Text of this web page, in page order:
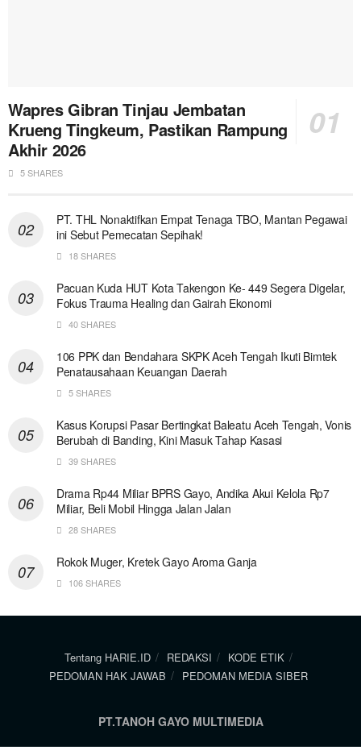
Wapres Gibran Tinjau Jembatan
Krueng Tingkeum, Pastikan Rampung
Akhir 2026
5 SHARES
PT. THL Nonaktifkan Empat Tenaga TBO, Mantan Pegawai
ini Sebut Pemecatan Sepihak!
18 SHARES
Pacuan Kuda HUT Kota Takengon Ke- 449 Segera Digelar,
Fokus Trauma Healing dan Gairah Ekonomi
40 SHARES
106 PPK dan Bendahara SKPK Aceh Tengah Ikuti Bimtek
Penatausahaan Keuangan Daerah
5 SHARES
Kasus Korupsi Pasar Bertingkat Baleatu Aceh Tengah, Vonis
Berubah di Banding, Kini Masuk Tahap Kasasi
39 SHARES
Drama Rp44 Miliar BPRS Gayo, Andika Akui Kelola Rp7
Miliar, Beli Mobil Hingga Jalan Jalan
28 SHARES
Rokok Muger, Kretek Gayo Aroma Ganja
106 SHARES
Tentang HARIE.ID REDAKSI
KODE ETIK
PEDOMAN HAK JAWAB
PEDOMAN MEDIA SIBER
PT.TANOH GAYO MULTIMEDIA